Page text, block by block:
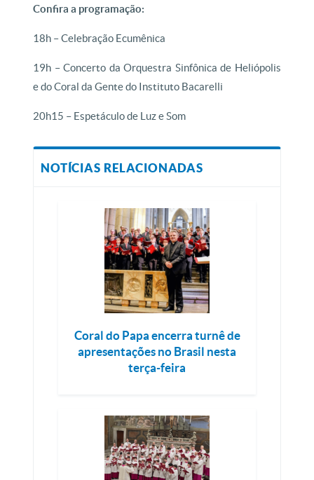
Confira a programação:
18h – Celebração Ecumênica
19h – Concerto da Orquestra Sinfônica de Heliópolis
e do Coral da Gente do Instituto Bacarelli
20h15 – Espetáculo de Luz e Som
NOTÍCIAS RELACIONADAS
Coral do Papa encerra turnê de
apresentações no Brasil nesta
terça-feira